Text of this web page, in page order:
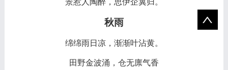
景惹人陶醉，思伊企冀归。
秋雨
绵绵雨日凉，渐渐叶沾黄。
田野金波涌，仓无廪气香